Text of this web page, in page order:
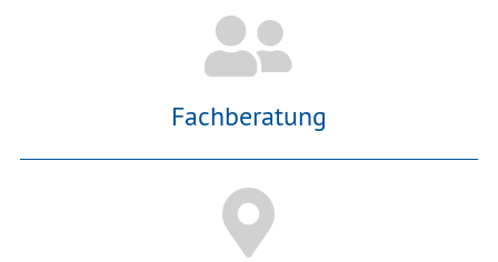
Fachberatung